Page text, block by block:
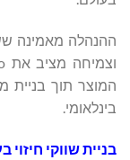
ההנהלה מאמינה
המוצר תוך בניית
בינלאומי.
בניית שווקי